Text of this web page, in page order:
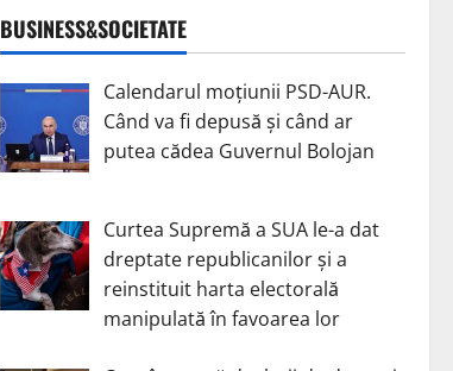
BUSINESS&SOCIETATE
Calendarul moțiunii PSD-AUR.
Când va fi depusă și când ar
putea cădea Guvernul Bolojan
Curtea Supremă a SUA le-a dat
dreptate republicanilor și a
reinstituit harta electorală
manipulată în favoarea lor